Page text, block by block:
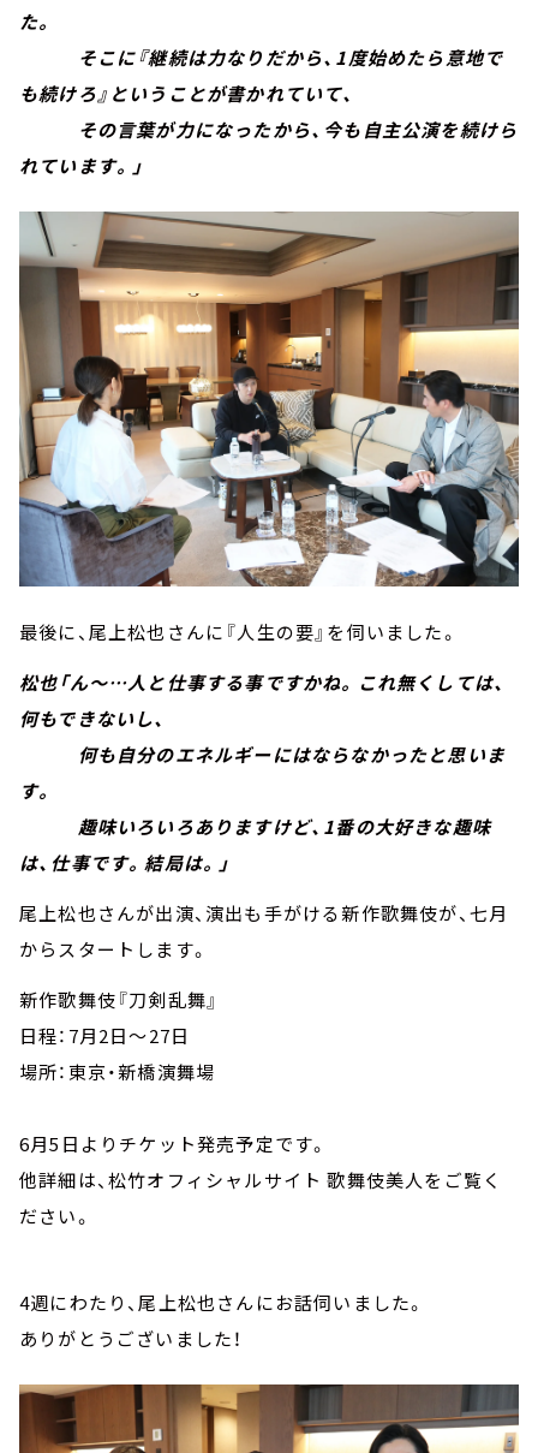
た。
そこに『継続は力なりだから、1度始めたら意地で
も続けろ』ということが書かれていて、
その言葉が力になったから、今も自主公演を続けら
れています。」
最後に、尾上松也さんに『人生の要』を伺いました。
松也「ん～…人と仕事する事ですかね。これ無くしては、
何もできないし、
何も自分のエネルギーにはならなかったと思いま
す。
趣味いろいろありますけど、1番の大好きな趣味
は、仕事です。結局は。」
尾上松也さんが出演、演出も手がける新作歌舞伎が、七月
からスタートします。
新作歌舞伎『刀剣乱舞』
日程：7月2日～27日
場所：東京・新橋演舞場
6月5日よりチケット発売予定です。
他詳細は、松竹オフィシャルサイト 歌舞伎美人をご覧く
ださい。
4週にわたり、尾上松也さんにお話伺いました。
ありがとうございました！